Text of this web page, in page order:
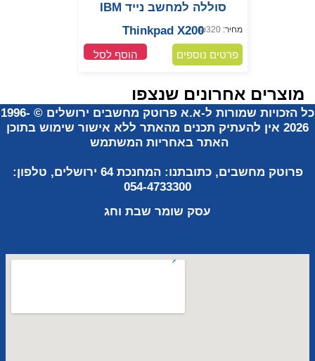
סוללה למחשב נייד IBM
Thinkpad X200
מחיר: ₪320
פרטים נוספים הוסף לסל
מוצרים אחרונים שנצפו
הזכויות שמורות ל-א.א פרוטק מחשבים ירושלים ©
1996-
2026 אין להעתיק תכנים מהאתר ללא אישור שימושבתוכן
האתר באחריות המשתמש
פרוטק מחשבים, כתובתנו: המחנכת 64 ירושלים, טלפון:
054-4733300
עסק שומר שבת וחג